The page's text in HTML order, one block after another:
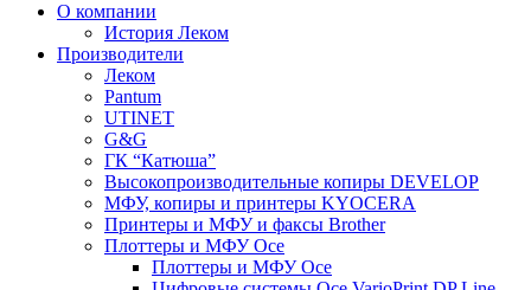
О компании
История Леком
Производители
Леком
Pantum
UTINET
G&G
ГК “Катюша”
Высокопроизводительные копиры DEVELOP
МФУ, копиры и принтеры KYOCERA
Принтеры и МФУ и факсы Brother
Плоттеры и МФУ Oce
Плоттеры и МФУ Oce